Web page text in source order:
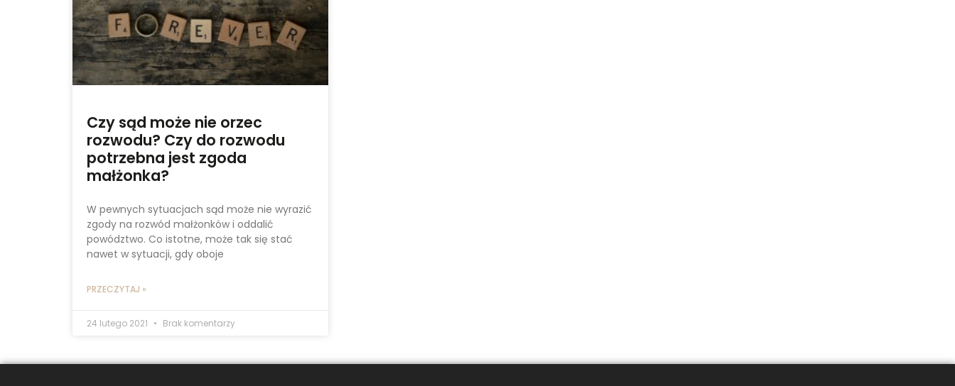
Czy sąd może nie orzec
rozwodu? Czy do rozwodu
potrzebna jest zgoda
małżonka?
W pewnych sytuacjach sąd może nie wyrazić
zgody na rozwód małżonków i oddalić
powództwo. Co istotne, może tak się stać
nawet w sytuacji, gdy oboje
PRZECZYTAJ »
24 lutego 2021 Brak komentarzy